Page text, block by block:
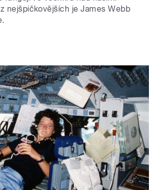
nejšpičkovějších je James Webb